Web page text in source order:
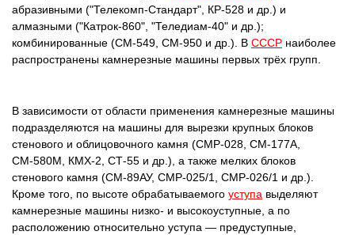
абразивными ("Телекомп-Стандарт", КР-528 и др.) и
алмазными ("Катрок-860", "Теледиам-40" и др.);
комбинированные (СМ-549, СМ-950 и др.). В СССР наиболее
распространены камнерезные машины первых трёх групп.
В зависимости от области применения камнерезные машины
подразделяются на машины для вырезки крупных блоков
стенового и облицовочного камня (СМР-028, СМ-177А,
СМ-580М, КМХ-2, СТ-55 и др.), а также мелких блоков
стенового камня (СМ-89АУ, CMP-025/1, CMP-026/1 и др.).
Кроме того, по высоте обрабатываемого уступа выделяют
камнерезные машины низко- и высокоуступные, а по
расположению относительно уступа — предуступные,